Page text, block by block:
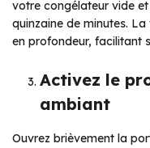
votre congélateur vide
quinzaine de minutes.
en profondeur, facilitant
Activez le
ambiant
Ouvrez brièvement la